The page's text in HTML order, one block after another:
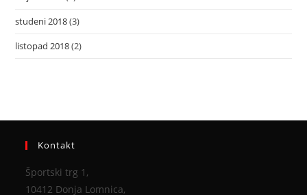
studeni 2018(3)
listopad 2018(2)
Kontakt
Športski trg 1,
10412 Donja Lomnica,